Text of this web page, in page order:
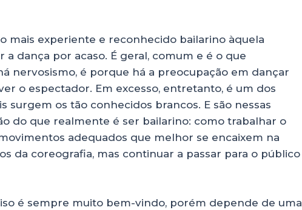
mais experiente e reconhecido bailarino àquela
a dança por acaso. É geral, comum e é o que
nervosismo, é porque há a preocupação em dançar
o espectador. Em excesso, entretanto, é um dos
surgem os tão conhecidos brancos. E são nessas
do que realmente é ser bailarino: como trabalhar o
adequados que melhor se encaixem na
da coreografia, mas continuar a passar para o público
é sempre muito bem-vindo, porém depende de uma